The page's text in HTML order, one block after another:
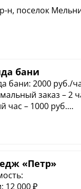
н, поселок
бани
бани: 2000 руб./
заказ – 2
час – 1000 руб.
«Петр»
12 000 ₽